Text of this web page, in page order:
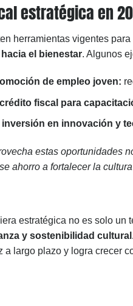
estratégica en
herramientas vigentes
el bienestar. Algunos
de empleo joven:
fiscal para
en innovación y
estas oportunidades
ahorro a fortalecer la
estratégica no es solo un
y sostenibilidad cultural
a largo plazo y logra crecer